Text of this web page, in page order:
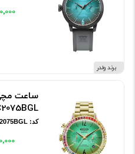
برند ولدر
ساعت مچی
کد: WWRC2075BGL